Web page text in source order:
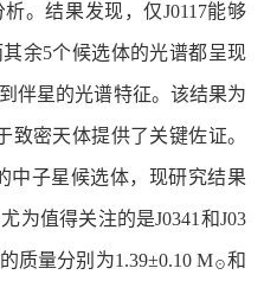
。结果发现，仅J0117能够
余5个候选体的光谱都呈现
伴星的光谱特征。该结果为
致密天体提供了关键佐证。
中子星候选体，现研究结果
为值得关注的是J0341和J03
质量分别为1.39±0.10 M☉和